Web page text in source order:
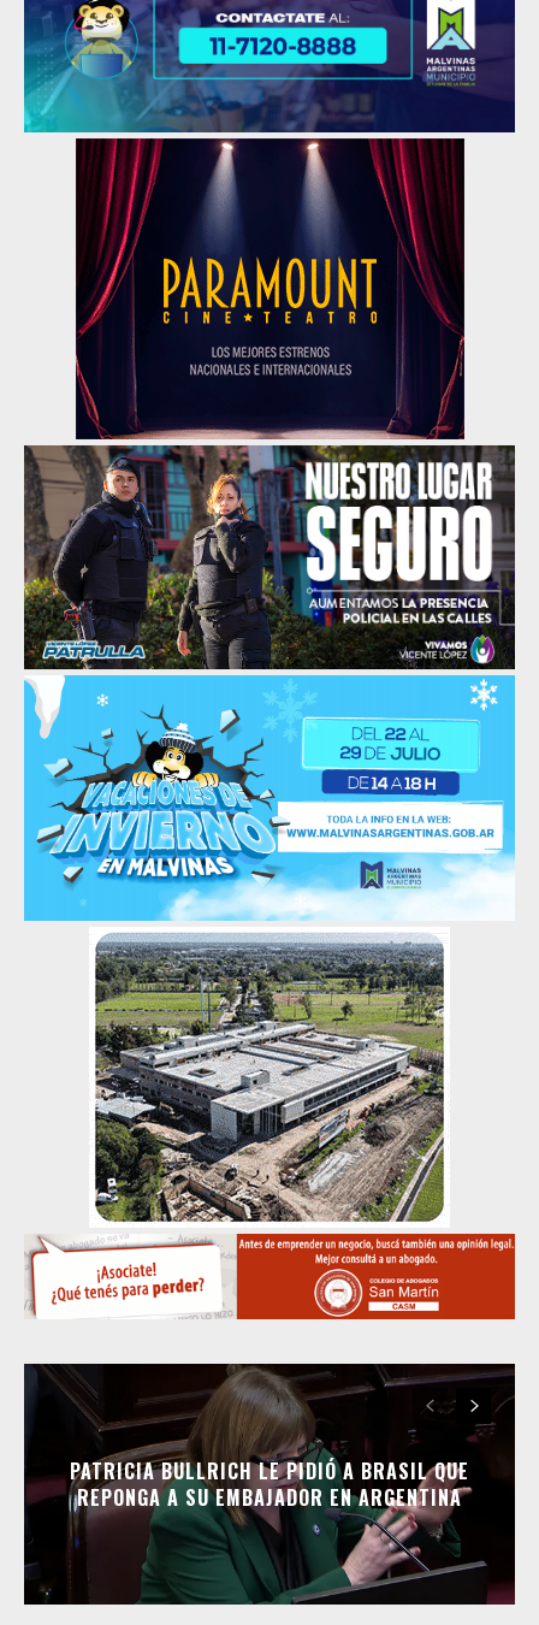
PATRICIA BULLRICH LE PIDIÓ A BRASIL QUE
REPONGA A SU EMBAJADOR EN ARGENTINA